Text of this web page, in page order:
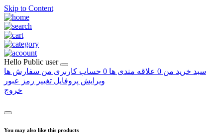
Skip to Content
Hello Public user
سبد خرید من 0 علاقه مندی ها 0 حساب کاربری من سفارش ها
ویرایش پروفایل تغییر رمز عبور
خروج
You may also like this products